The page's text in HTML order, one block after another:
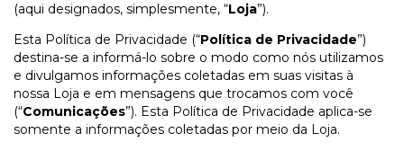
(aqui designados, simplesmente, “Loja”).
Esta Política de Privacidade (“Política de Privacidade”)
destina-se a informá-lo sobre o modo como nós utilizamos
e divulgamos informações coletadas em suas visitas à
nossa Loja e em mensagens que trocamos com você
(“Comunicações”). Esta Política de Privacidade aplica-se
somente a informações coletadas por meio da Loja.